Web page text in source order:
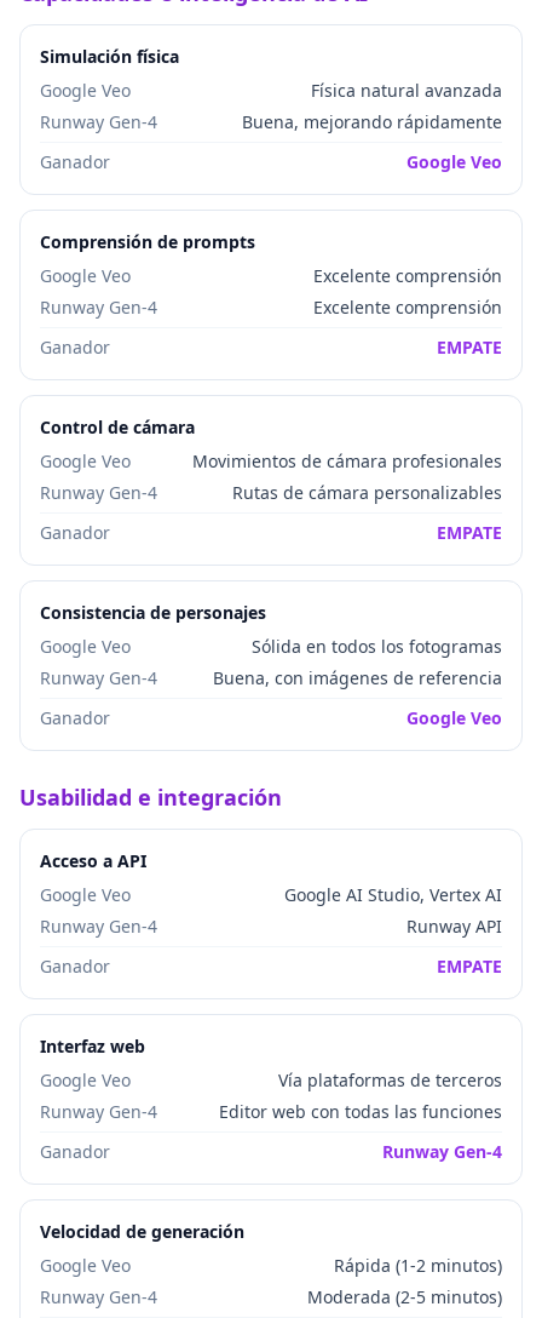
Simulación física
Google Veo
Física natural avanzada
Runway Gen-4
Buena, mejorando rápidamente
Ganador
Google Veo
Comprensión de prompts
Google Veo
Excelente comprensión
Runway Gen-4
Excelente comprensión
Ganador
EMPATE
Control de cámara
Google Veo
Movimientos de cámara profesionales
Runway Gen-4
Rutas de cámara personalizables
Ganador
EMPATE
Consistencia de personajes
Google Veo
Sólida en todos los fotogramas
Runway Gen-4
Buena, con imágenes de referencia
Ganador
Google Veo
Usabilidad e integración
Acceso a API
Google Veo
Google AI Studio, Vertex AI
Runway Gen-4
Runway API
Ganador
EMPATE
Interfaz web
Google Veo
Vía plataformas de terceros
Runway Gen-4
Editor web con todas las funciones
Ganador
Runway Gen-4
Velocidad de generación
Google Veo
Rápida (1-2 minutos)
Runway Gen-4
Moderada (2-5 minutos)